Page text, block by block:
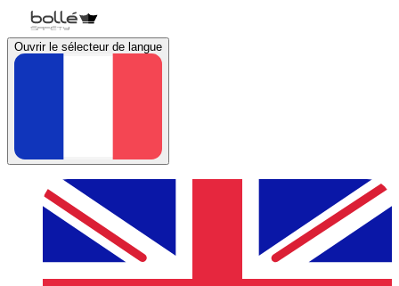
Ouvrir le sélecteur de langue